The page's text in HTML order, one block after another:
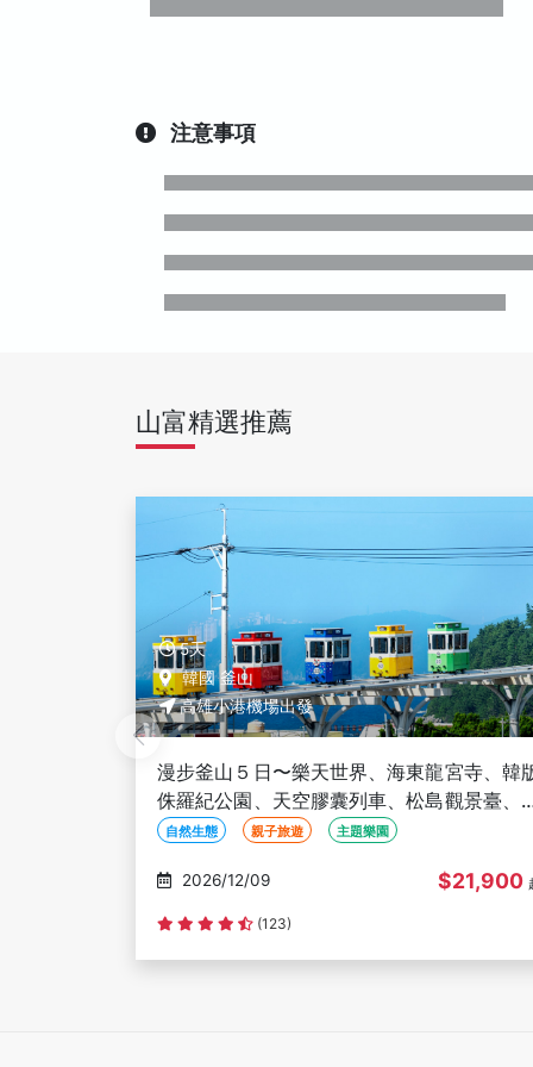
注意事項
山富精選推薦
5天
韓國 釜山
高雄小港機場出發
釜慶雙城５日－校村韓屋村(韓服體驗)、天
膠囊列車、塗鴉秀、佛國寺、X The Sky、
烤雙龍蝦-高雄出發
世界遺產 山水名勝 自然生態
2026/12/11 $21,900
(49)